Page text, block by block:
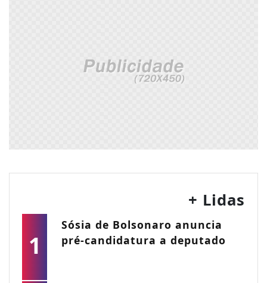
+ Lidas
1
Sósia de Bolsonaro anuncia
pré-candidatura a deputado